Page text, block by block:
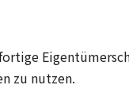
zu nutzen.